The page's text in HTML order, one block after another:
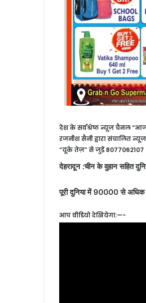
देश के सर्वश्रेष्ठ न्यूज़ चैनल “आज
रजनीश सैनी द्वारा संचालित
“यूके तेज़” से जुड़ें 8077062107
देहरादून :चीन के वुहान सहित
पूरी दुनिया में 90000 से
आप वीडियो देखियेगा:—-